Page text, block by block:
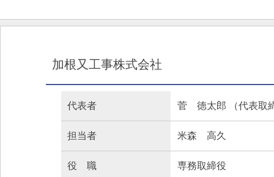
加根又工事株式会社
代表者 菅 徳太郎 （代表取
担当者 米森 高久
役 職 専務取締役